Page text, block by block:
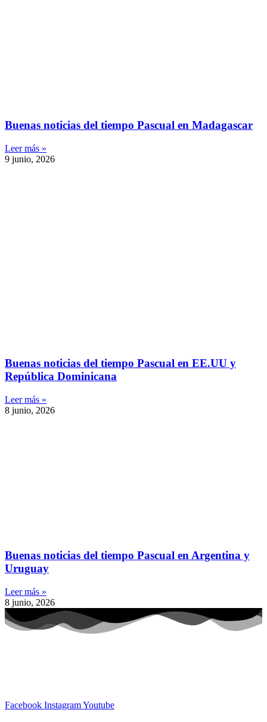
Buenas noticias del tiempo Pascual en Madagascar
Leer más »
9 junio, 2026
Buenas noticias del tiempo Pascual en EE.UU y
República Dominicana
Leer más »
8 junio, 2026
Buenas noticias del tiempo Pascual en Argentina y
Uruguay
Leer más »
8 junio, 2026
Facebook InstagramYoutube